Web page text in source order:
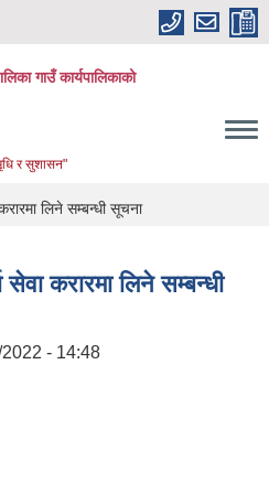
गाउँ कार्यपालिकाको
र सुशासन"
लिने सम्बन्धी सूचना
करारमा लिने सम्बन्धी
- 14:48